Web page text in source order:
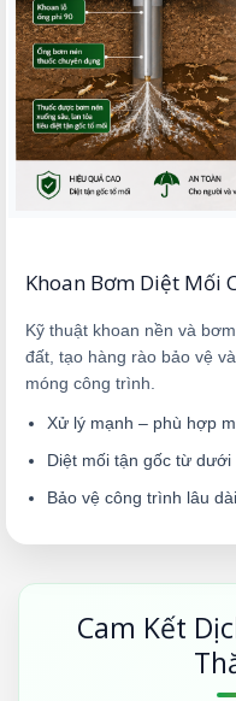
Khoan Bơm Diệt Mối
Kỹ thuật khoan nền và
đất, tạo hàng rào bảo vệ
móng công trình.
Xử lý mạnh – phù hợp
Diệt mối tận gốc từ dưới
Bảo vệ công trình lâu dài
Cam Kết